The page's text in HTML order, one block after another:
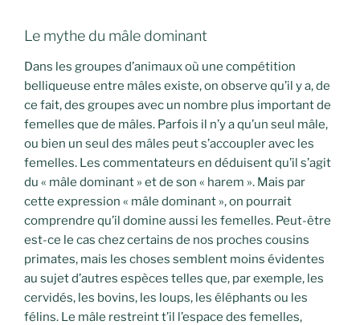
Le mythe du mâle dominant
Dans les groupes d’animaux où une compétition
belliqueuse entre mâles existe, on observe qu’il y a, de
ce fait, des groupes avec un nombre plus important de
femelles que de mâles. Parfois il n’y a qu’un seul mâle,
ou bien un seul des mâles peut s’accoupler avec les
femelles. Les commentateurs en déduisent qu’il s’agit
du « mâle dominant » et de son « harem ». Mais par
cette expression « mâle dominant », on pourrait
comprendre qu’il domine aussi les femelles. Peut-être
est-ce le cas chez certains de nos proches cousins
primates, mais les choses semblent moins évidentes
au sujet d’autres espèces telles que, par exemple, les
cervidés, les bovins, les loups, les éléphants ou les
félins. Le mâle restreint t’il l’espace des femelles,